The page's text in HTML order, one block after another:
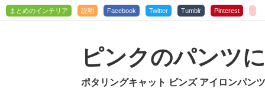
まとめのインテリア 説明 Facebook Twitter Tumblr Pinterest
ピンクのパンツ
ポタリングキャット ピンズ アイロンパンツ